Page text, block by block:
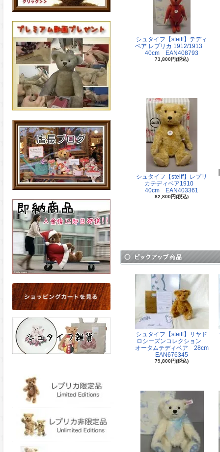
シュタイフ【steiff】テディ
ベア レプリカ 1912/1913
40cm EAN408793
73,800円(税込)
シュタイフ【steiff】レプリ
カテディベア1910
40cm EAN403361
82,800円(税込)
シュタイフ【steiff】リヤド
ロシーズンコレクション
オータムテディベア 28cm
EAN676345
79,800円(税込)